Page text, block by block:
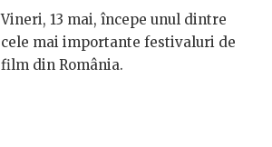
Vineri, 13 mai, începe unul dintre
cele mai importante festivaluri de
film din România.